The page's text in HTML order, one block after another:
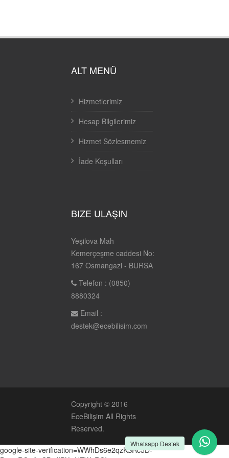
ALT MENÜ
Hizmetlerimiz
Hesap Bilgilerimiz
Hizmet Sözlesmemiz
İade Koşulları
BIZE ULAŞIN
Yeşilova Mah
Kemerçeşme caddesi No:
167 Osmangazi - BURSA
Telefon : (0850)
8880324
Email :
destek@ecebilisim.com
Copyright © 2016
EceBilişim All Rights
Reserved.
Whatsapp Destek
google-site-verification=WWhDs6e2qzKSRc5D-